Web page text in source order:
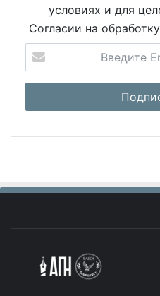
условиях и для
Согласии на